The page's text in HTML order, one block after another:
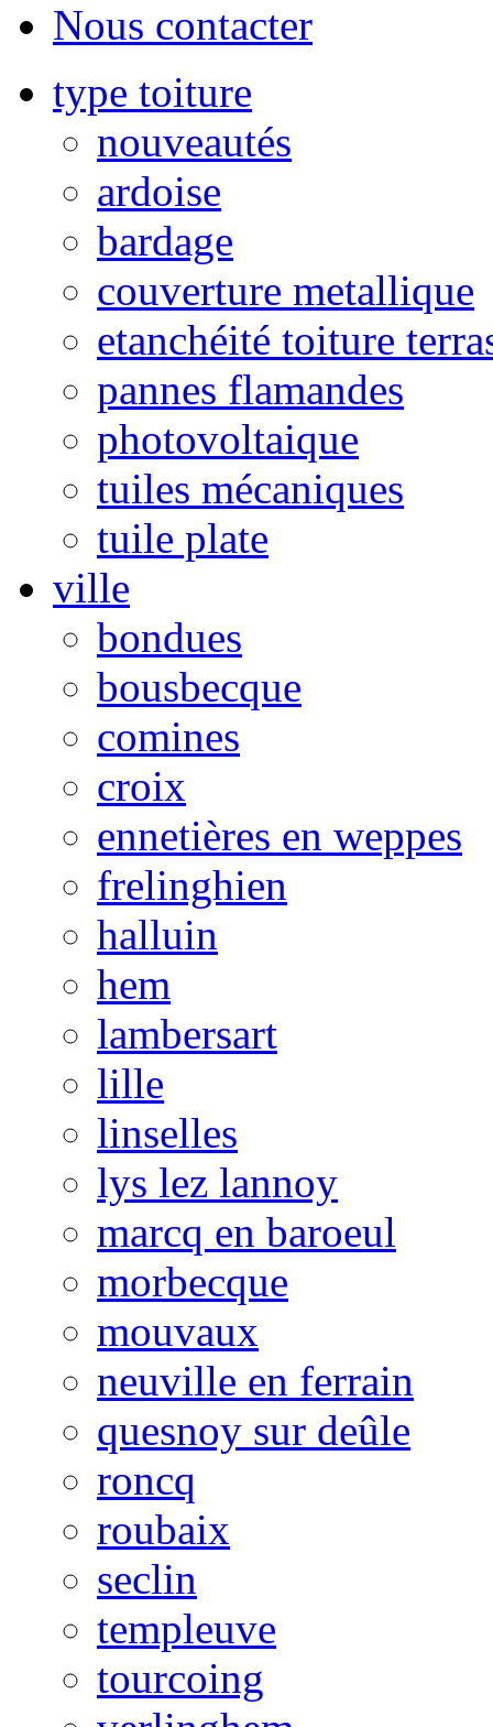
Nous contacter
type toiture
nouveautés
ardoise
bardage
couverture metallique
etanchéité toiture
pannes flamandes
photovoltaique
tuiles mécaniques
tuile plate
ville
bondues
bousbecque
comines
croix
ennetières en weppes
frelinghien
halluin
hem
lambersart
lille
linselles
lys lez lannoy
marcq en baroeul
morbecque
mouvaux
neuville en ferrain
quesnoy sur deûle
roncq
roubaix
seclin
templeuve
tourcoing